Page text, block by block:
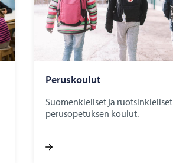
Pe­rus­kou­lut
Suomenkieliset ja ruotsinkieliset
perusopetuksen koulut.